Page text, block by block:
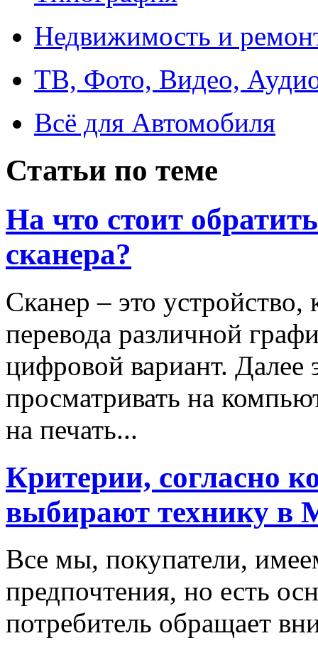
Недвижимость и
ТВ, Фото, Видео,
Всё для Автомобиля
Статьи по теме
На что стоит
сканера?
Сканер – это устройство,
перевода различной
цифровой вариант.
просматривать на
на печать...
Критерии, согласно
выбирают технику в
Все мы, покупатели,
предпочтения, но есть
потребитель обращает